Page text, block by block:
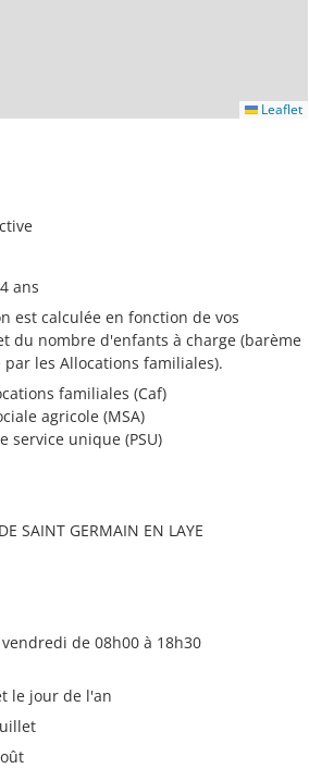
Leaflet
ans
est calculée en fonction de vos
du nombre d'enfants à charge (barème
les Allocations familiales).
familiales (Caf)
agricole (MSA)
service unique (PSU)
SAINT GERMAIN EN LAYE
de 08h00 à 18h30
le jour de l'an